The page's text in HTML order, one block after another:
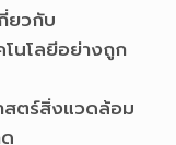
ยวกับ
นโลยีอย่างถูก
สตร์สิ่งแวดล้อม